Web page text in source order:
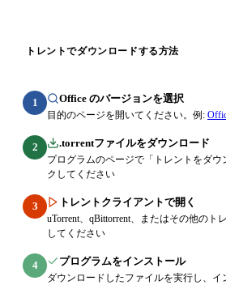
トレントでダウンロードする方法
1 Office のバージョンを選択
目的のページを開いてください。例:
2 .torrentファイルをダウンロード
プログラムのページで「トレントをダウ
クしてください
3 トレントクライアントで開く
uTorrent、qBittorrent、またはその他のト
してください
4 プログラムをインストール
ダウンロードしたファイルを実行し、イ